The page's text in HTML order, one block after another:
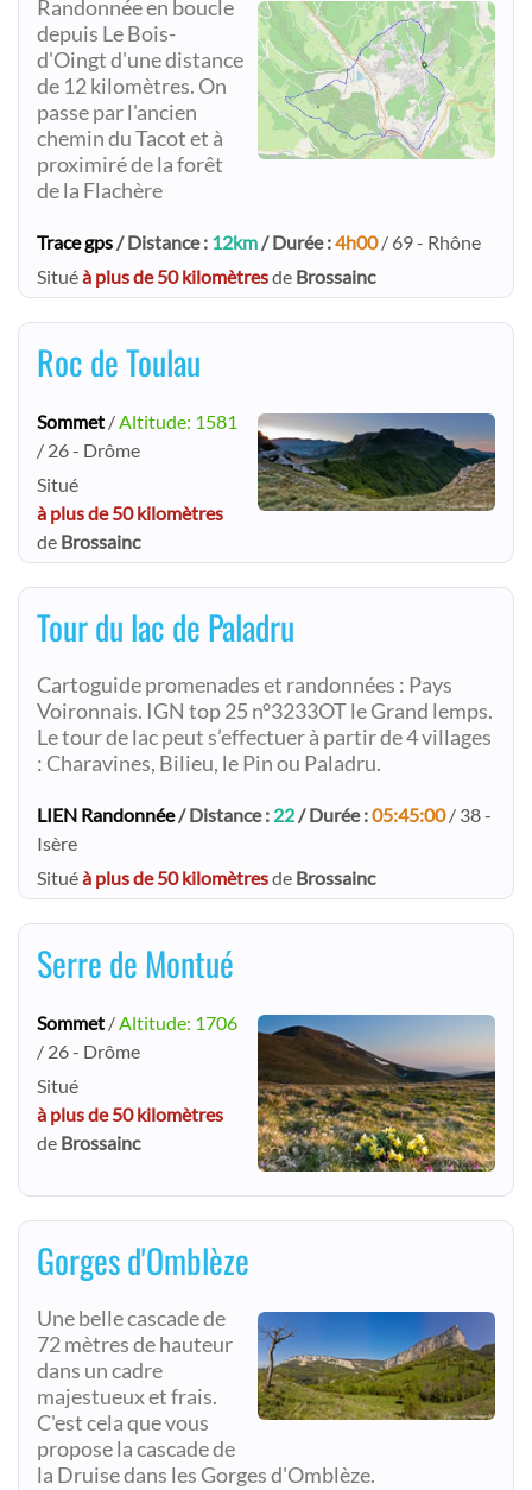
Randonnée en boucle
depuis Le Bois-
d'Oingt d'une distance
de 12 kilomètres. On
passe par l'ancien
chemin du Tacot et à
proximiré de la forêt
de la Flachère
Trace gps / Distance : 12km / Durée :4h00/ 69 - Rhône
Situéà plus de 50 kilomètresde Brossainc
Roc de Toulau
Sommet / Altitude: 1581
/ 26 - Drôme
Situé
à plus de 50 kilomètres
de Brossainc
Tour du lac de Paladru
Cartoguide promenades et randonnées : Pays
Voironnais. IGN top 25 n°3233OT le Grand lemps.
Le tour de lac peut s’effectuer à partir de 4 villages
: Charavines, Bilieu, le Pin ou Paladru.
LIEN Randonnée/ Distance : 22 / Durée :05:45:00/ 38 -
Isère
Situéà plus de 50 kilomètresde Brossainc
Serre de Montué
Sommet / Altitude: 1706
/ 26 - Drôme
Situé
à plus de 50 kilomètres
de Brossainc
Gorges d'Omblèze
Une belle cascade de
72 mètres de hauteur
dans un cadre
majestueux et frais.
C'est cela que vous
propose la cascade de
la Druise dans les Gorges d'Omblèze.